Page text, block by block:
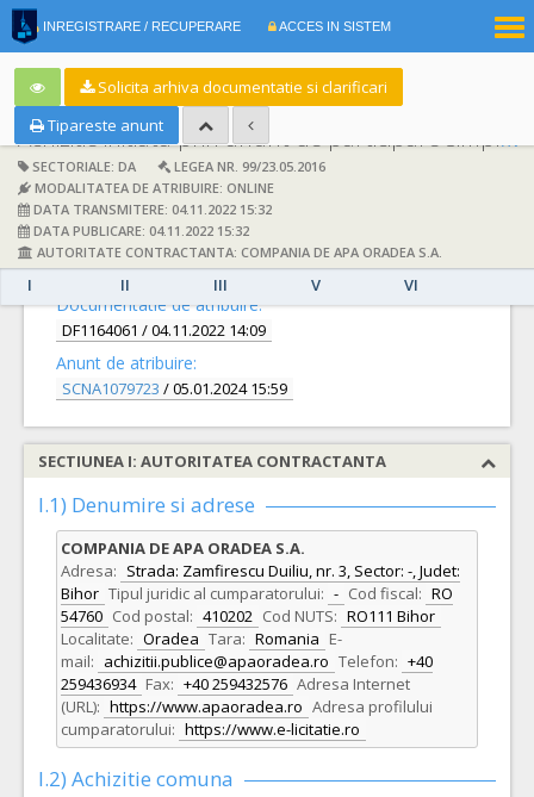
INREGISTRARE / RECUPERARE ACCES IN SISTEM
Solicita arhiva documentatie si clarificari
Tipareste anunt
Achizitie initiata prin anunt de participare simplificat:
SECTORIALE: DA
LEGEA NR. 99/23.05.2016
MODALITATEA DE ATRIBUIRE: ONLINE
DATA TRANSMITERE: 04.11.2022 15:32
DATA PUBLICARE: 04.11.2022 15:32
AUTORITATE CONTRACTANTA: COMPANIA DE APA ORADEA S.A.
I II III V VI
DETALII
Documentatie de atribuire:
DF1164061 / 04.11.2022 14:09
Anunt de atribuire:
SCNA1079723 / 05.01.2024 15:59
SECTIUNEA I: AUTORITATEA CONTRACTANTA
I.1) Denumire si adrese
COMPANIA DE APA ORADEA S.A.
Adresa: Strada: Zamfirescu Duiliu, nr. 3, Sector: -, Judet:
Bihor Tipul juridic al cumparatorului: - Cod fiscal: RO
54760 Cod postal: 410202 Cod NUTS: RO111 Bihor
Localitate: Oradea Tara: Romania E-
mail: achizitii.publice@apaoradea.ro Telefon: +40
259436934 Fax: +40 259432576 Adresa Internet
(URL): https://www.apaoradea.ro Adresa profilului
cumparatorului: https://www.e-licitatie.ro
I.2) Achizitie comuna